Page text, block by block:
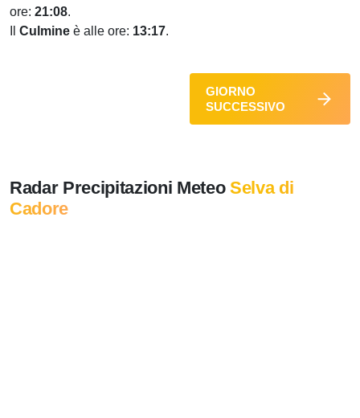
ore: 21:08.
Culmine è alle ore: 13:17.
GIORNO
SUCCESSIVO
Radar Precipitazioni MeteoSelva di
Cadore